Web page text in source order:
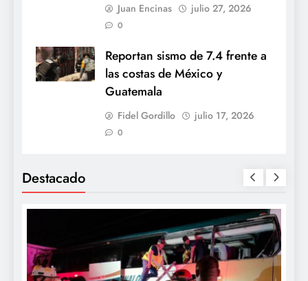
Juan Encinas julio 27, 2026
0
Reportan sismo de 7.4 frente a
las costas de México y
Guatemala
Fidel Gordillo julio 17, 2026
0
Destacado